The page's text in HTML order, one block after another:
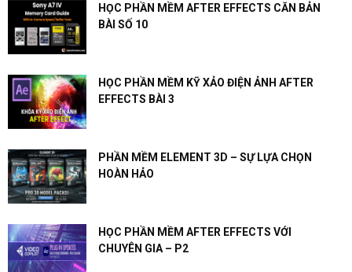
HỌC PHẦN MỀM AFTER EFFECTS CĂN BẢN
BÀI SỐ 10
HỌC PHẦN MỀM KỸ XẢO ĐIỆN ẢNH AFTER
EFFECTS BÀI 3
PHẦN MỀM ELEMENT 3D – SỰ LỰA CHỌN
HOÀN HẢO
HỌC PHẦN MỀM AFTER EFFECTS VỚI
CHUYÊN GIA – P2